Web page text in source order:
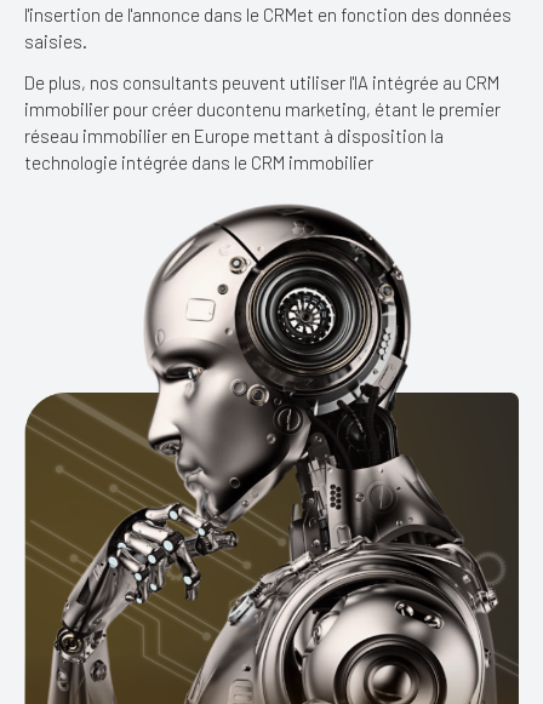
l'insertion de l'annonce dans le CRMet en fonction des données
saisies.
De plus, nos consultants peuvent utiliser l'IA intégrée au CRM
immobilier pour créer ducontenu marketing, étant le premier
réseau immobilier en Europe mettant à disposition la
technologie intégrée dans le CRM immobilier